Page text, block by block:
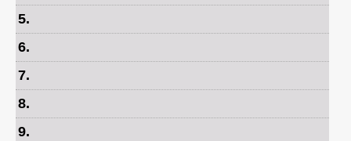
5.
6.
7.
8.
9.